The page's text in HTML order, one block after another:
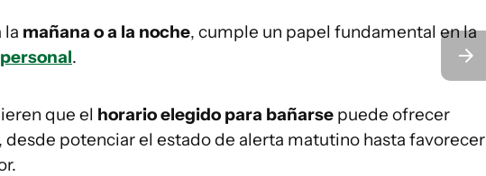
la mañana o a la noche, cumple un papel fundamental en la
.
que el horario elegido para bañarse puede ofrecer
potenciar el estado de alerta matutino hasta favorecer